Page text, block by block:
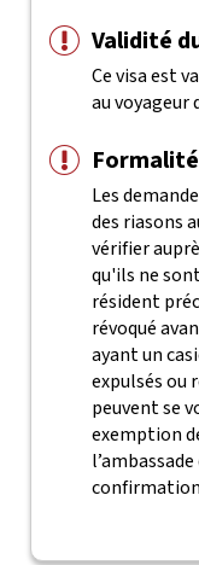
Validité
Ce visa est
au
Les
des riasons
vérifier
qu'ils ne
résident
révoqué
ayant un
expulsés ou
peuvent se
exemption